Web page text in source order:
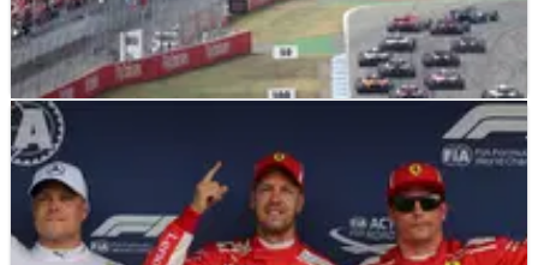
F1 FEATURE 22/07/18
F1 Paddock Notebook - GP Jerman Minggu
Dengan ringkasan terakhir dari semua berita dan catatan
setelah balapan yang sibuk di Hockenheim, Editor F1
Crash.net Luke Smith membawakan Anda buku catatan
paddocknya.